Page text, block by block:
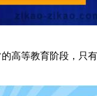
高等教育阶段，只